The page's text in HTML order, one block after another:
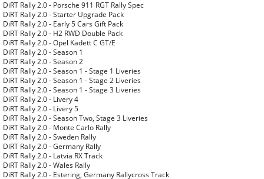
DiRT Rally 2.0 - Porsche 911 RGT Rally Spec
DiRT Rally 2.0 - Starter Upgrade Pack
DiRT Rally 2.0 - Early 5 Cars Gift Pack
DiRT Rally 2.0 - H2 RWD Double Pack
DiRT Rally 2.0 - Opel Kadett C GT/E
DiRT Rally 2.0 - Season 1
DiRT Rally 2.0 - Season 2
DiRT Rally 2.0 - Season 1 - Stage 1 Liveries
DiRT Rally 2.0 - Season 1 - Stage 2 Liveries
DiRT Rally 2.0 - Season 1 - Stage 3 Liveries
DiRT Rally 2.0 - Livery 4
DiRT Rally 2.0 - Livery 5
DiRT Rally 2.0 - Season Two, Stage 3 Liveries
DiRT Rally 2.0 - Monte Carlo Rally
DiRT Rally 2.0 - Sweden Rally
DiRT Rally 2.0 - Germany Rally
DiRT Rally 2.0 - Latvia RX Track
DiRT Rally 2.0 - Wales Rally
DiRT Rally 2.0 - Estering, Germany Rallycross Track